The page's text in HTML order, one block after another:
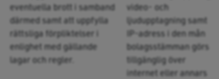
eventuella brott i samband
därmed samt att uppfylla
rättsliga förpliktelser i
enlighet med gällande
lagar och regler.
video- och
ljudupptagning samt
IP-adress i den mån
bolagsstämman görs
tillgänglig över
internet eller annars